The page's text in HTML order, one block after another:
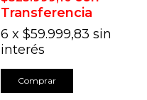
Transferencia
6 x $59.999,83 sin
interés
Comprar